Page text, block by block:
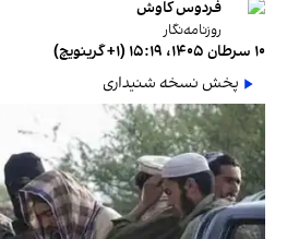
فردوس کاوش
روزنامه‌نگار
۱۰ سرطان ۱۴۰۵، ۱۵:۱۹ (‎+۱ گرینویچ)
پخش نسخه شنیداری